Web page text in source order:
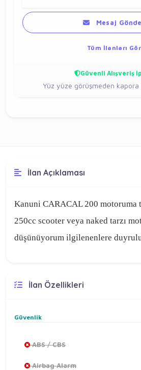
Mesaj
Tüm İlanları Gör
Güvenli Alışveriş
Yüz yüze görüşmeden kapora
İlan Açıklaması
Kanuni CARACAL 200 motoruma
250cc scooter veya naked tarzı
düşünüyorum ilgilenenlere
İlan Özellikleri
Güvenlik
ABS / CBS
Airbag Alarm